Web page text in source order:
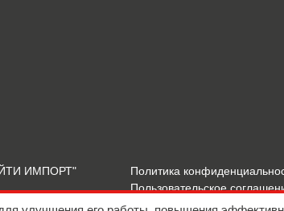
ИМПОРТ"
Политика
Пользовательское
Подробнее о Cookies